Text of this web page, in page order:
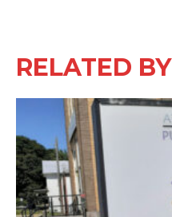
RELATED BY